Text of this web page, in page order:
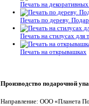
Печать на
Печать по дереву.
Печать на стилусах для
Печать на открывашках
Производство подарочной
Направление: ООО «Планета